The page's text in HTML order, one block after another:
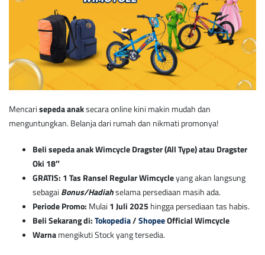
Mencarisepeda anaksecara online kini makin mudah dan
menguntungkan. Belanja dari rumah dan nikmati promonya!
Beli sepeda anak Wimcycle Dragster (All Type) atau Dragster
Oki 18″
GRATIS: 1 Tas Ransel Regular Wimcycleyang akan langsung
sebagai Bonus/Hadiahselama persediaan masih ada.
Periode Promo: Mulai 1 Juli 2025 hingga persediaan tas habis.
Beli Sekarang di:Tokopedia/ShopeeOfficial Wimcycle
Warnamengikuti Stock yang tersedia.